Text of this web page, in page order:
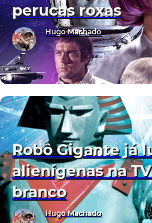
perucas roxas
Hugo Machado
Robô Gigante já
alienígenas na
branco
Hugo Machado